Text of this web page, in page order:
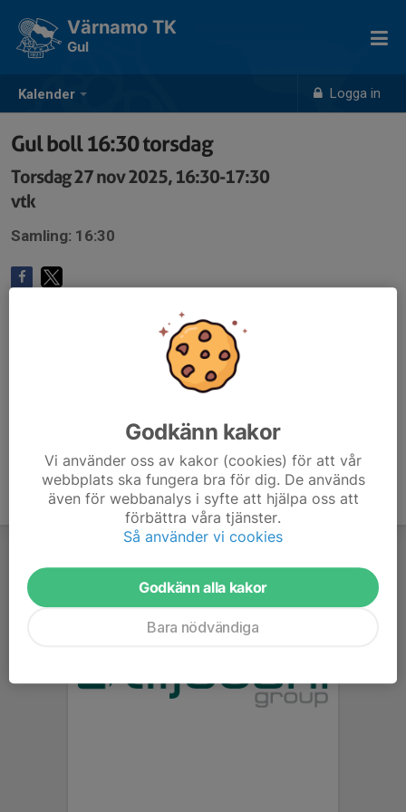
Kalender Logga in
Värnamo TK
Gul
Gul boll 16:30 torsdag
Torsdag 27 nov 2025, 16:30-17:30
vtk
Samling: 16:30
Godkänn kakor
Vi använder oss av kakor (cookies) för att vår
webbplats ska fungera bra för dig. De används
även för webbanalys i syfte att hjälpa oss att
förbättra våra tjänster.
Så använder vi cookies
Godkänn alla kakor
Bara nödvändiga